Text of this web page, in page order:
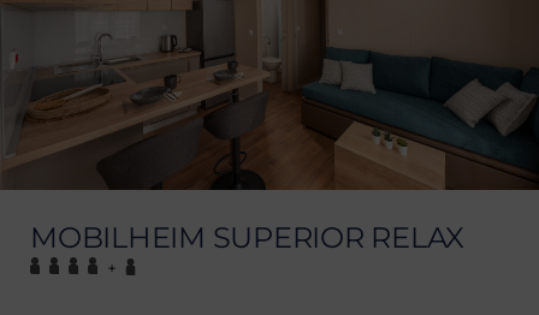
MOBILHEIM SUPERIOR RELAX
+